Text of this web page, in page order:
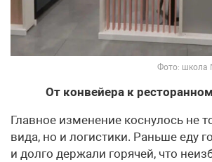
Фото: школа
От конвейера к
Главное изменение коснулось не
вида, но и логистики. Раньше еду
и долго держали горячей, что